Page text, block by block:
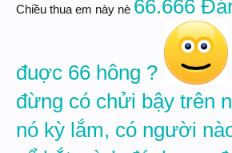
Chiều thua em này nè 66.666
đuợc 66 hông ?
đừng có chửi bậy trên
nó kỳ lắm, có người